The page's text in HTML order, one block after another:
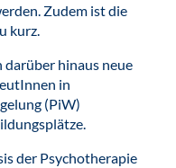
Zudem ist die
kurz.
hinaus neue
in
(PiW)
der Psychotherapie